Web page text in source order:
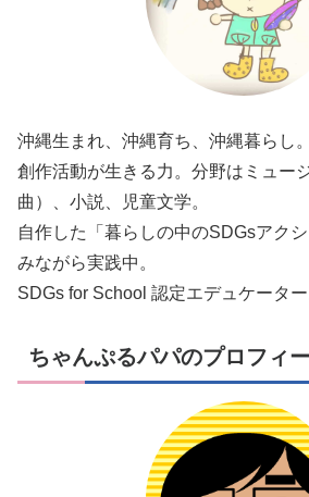
沖縄生まれ、沖縄育ち、沖縄暮らし。
創作活動が生きる力。分野はミュー
曲）、小説、児童文学。
自作した「暮らしの中のSDGsアク
みながら実践中。
SDGs for School 認定エデュケーター
ちゃんぷるパパのプロフィ